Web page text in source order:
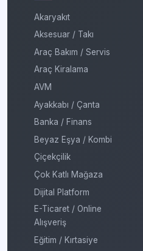
Akaryakıt
Aksesuar / Takı
Araç Bakım / Servis
Araç Kiralama
AVM
Ayakkabı / Çanta
Banka / Finans
Beyaz Eşya / Kombi
Çiçekçilik
Çok Katlı Mağaza
Dijital Platform
E-Ticaret / Online
Alışveriş
Eğitim / Kırtasiye